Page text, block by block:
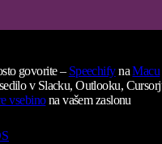
govorite – SpeechifynaMacu
v Slacku, Outlooku,
vsebinona vašem zaslonu